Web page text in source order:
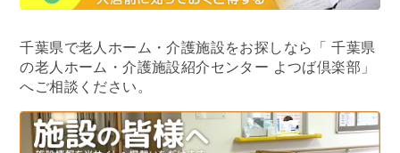
千葉県で老人ホーム・介護施設をお探しなら
「 千葉県
の老人ホーム・介護施設紹介センター よつば倶楽部」
へご相談ください。